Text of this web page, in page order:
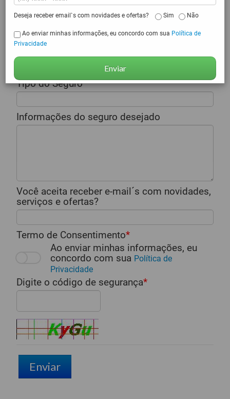
E-mail
Tipo do Seguro
Informações do seguro desejado
Você aceita receber e-mail´s com novidades,
serviços e ofertas?
Termo de Consentimento
Ao enviar minhas informações, eu
concordo com sua Política de
Privacidade
Digite o código de segurança
Enviar
Deseja receber email`s com novidades e ofertas? Sim Não
Ao enviar minhas informações, eu concordo com sua Política de
Privacidade
Enviar